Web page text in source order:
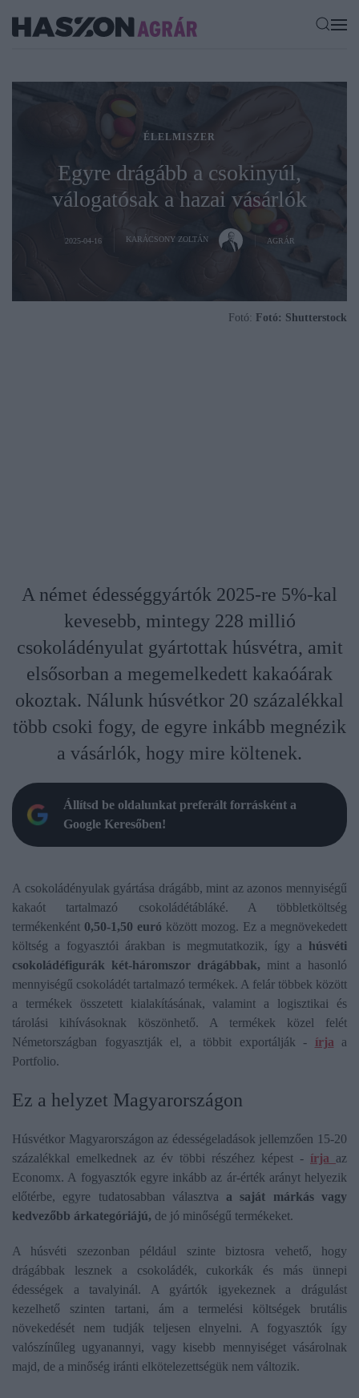
ÉLELMISZER
Egyre drágább a csokinyúl,
válogatósak a hazai vásárlók
2025-04-16 KARÁCSONY ZOLTÁN AGRÁR
Fotó: Fotó: Shutterstock
A német édességgyártók 2025-re 5%-kal
kevesebb, mintegy 228 millió
csokoládényulat gyártottak húsvétra, amit
elsősorban a megemelkedett kakaóárak
okoztak. Nálunk húsvétkor 20 százalékkal
több csoki fogy, de egyre inkább megnézik
a vásárlók, hogy mire költenek.
Állítsd be oldalunkat preferált forrásként a
Google Keresőben!
A csokoládényulak gyártása drágább, mint az azonos mennyiségű
kakaót tartalmazó csokoládétábláké. A többletköltség
termékenként 0,50-1,50 euró között mozog. Ez a megnövekedett
költség a fogyasztói árakban is megmutatkozik, így a húsvéti
csokoládéfigurák két-háromszor drágábbak, mint a hasonló
mennyiségű csokoládét tartalmazó termékek. A felár többek között
a termékek összetett kialakításának, valamint a logisztikai és
tárolási kihívásoknak köszönhető. A termékek közel felét
Németországban fogyasztják el, a többit exportálják - írja a
Portfolio.
Ez a helyzet Magyarországon
Húsvétkor Magyarországon az édességeladások jellemzően 15-20
százalékkal emelkednek az év többi részéhez képest - írja az
Economx. A fogyasztók egyre inkább az ár-érték arányt helyezik
előtérbe, egyre tudatosabban választva a saját márkás vagy
kedvezőbb árkategóriájú, de jó minőségű termékeket.
A húsvéti szezonban például szinte biztosra vehető, hogy
drágábbak lesznek a csokoládék, cukorkák és más ünnepi
édességek a tavalyinál. A gyártók igyekeznek a drágulást
kezelhető szinten tartani, ám a termelési költségek brutális
növekedését nem tudják teljesen elnyelni. A fogyasztók így
valószínűleg ugyanannyi, vagy kisebb mennyiséget vásárolnak
majd, de a minőség iránti elkötelezettségük nem változik.